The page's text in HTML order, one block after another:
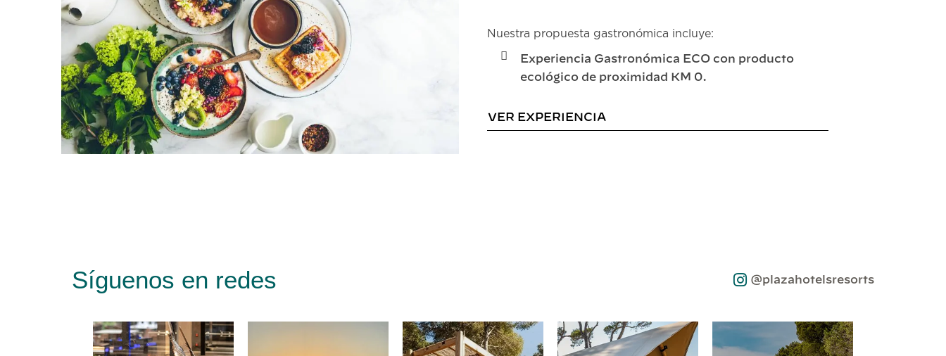
Nuestra propuesta gastronómica incluye:
Experiencia Gastronómica ECO con producto
ecológico de proximidad KM 0.
VER EXPERIENCIA
Síguenos en redes @plazahotelsresorts